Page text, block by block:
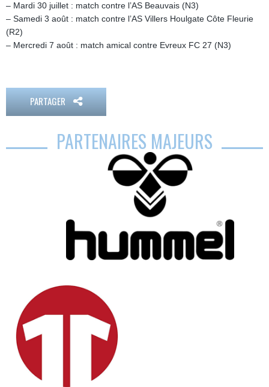
– Mardi 30 juillet : match contre l’AS Beauvais (N3)
– Samedi 3 août : match contre l’AS Villers Houlgate Côte Fleurie
(R2)
– Mercredi 7 août : match amical contre Evreux FC 27 (N3)
PARTAGER
PARTENAIRES MAJEURS